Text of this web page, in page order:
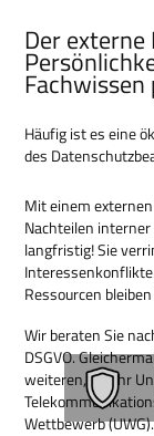
Der
Häufig ist es eine
des
Mit einem
Nachteilen
langfristig! Sie
Ressourcen
Wir beraten Sie
DSGVO.
weiteren, auf Ihr
Wettbewerb (UWG).